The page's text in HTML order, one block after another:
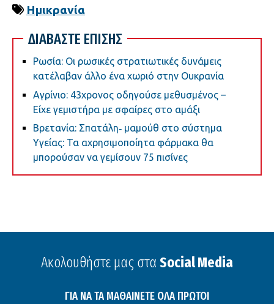
Ημικρανία
ΔΙΑΒΑΣΤΕ ΕΠΙΣΗΣ
Ρωσία: Οι ρωσικές στρατιωτικές δυνάμεις
κατέλαβαν άλλο ένα χωριό στην Ουκρανία
Αγρίνιο: 43χρονος οδηγούσε μεθυσμένος –
Είχε γεμιστήρα με σφαίρες στο αμάξι
Βρετανία: Σπατάλη‑ μαμούθ στο σύστημα
Υγείας: Τα αχρησιμοποίητα φάρμακα θα
μπορούσαν να γεμίσουν 75 πισίνες
Ακολουθήστε μας στα Social Media
ΓΙΑ ΝΑ ΤΑ ΜΑΘΑΙΝΕΤΕ ΟΛΑ ΠΡΩΤΟΙ